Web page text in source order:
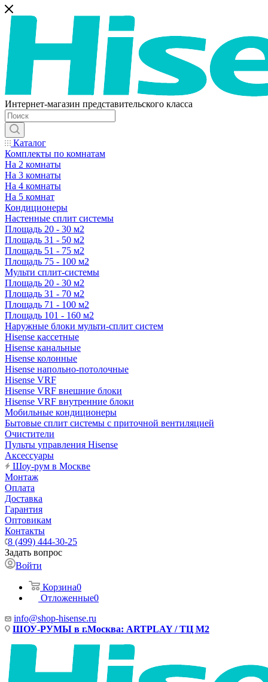
Интернет-магазин представительского класса
Каталог
Комплекты по комнатам
На 2 комнаты
На 3 комнаты
На 4 комнаты
На 5 комнат
Кондиционеры
Настенные сплит системы
Площадь 20 - 30 м2
Площадь 31 - 50 м2
Площадь 51 - 75 м2
Площадь 75 - 100 м2
Мульти сплит-системы
Площадь 20 - 30 м2
Площадь 31 - 70 м2
Площадь 71 - 100 м2
Площадь 101 - 160 м2
Наружные блоки мульти-сплит систем
Hisense кассетные
Hisense канальные
Hisense колонные
Hisense напольно-потолочные
Hisense VRF
Hisense VRF внешние блоки
Hisense VRF внутренние блоки
Мобильные кондиционеры
Бытовые сплит системы с приточной вентиляцией
Очистители
Пульты управления Hisense
Аксессуары
Шоу-рум в Москве
Монтаж
Оплата
Доставка
Гарантия
Оптовикам
Контакты
8 (499) 444-30-25
Задать вопрос
Войти
Корзина0
Отложенные0
info@shop-hisense.ru
ШОУ-РУМЫ в г.Москва: ARTPLAY / ТЦ М2